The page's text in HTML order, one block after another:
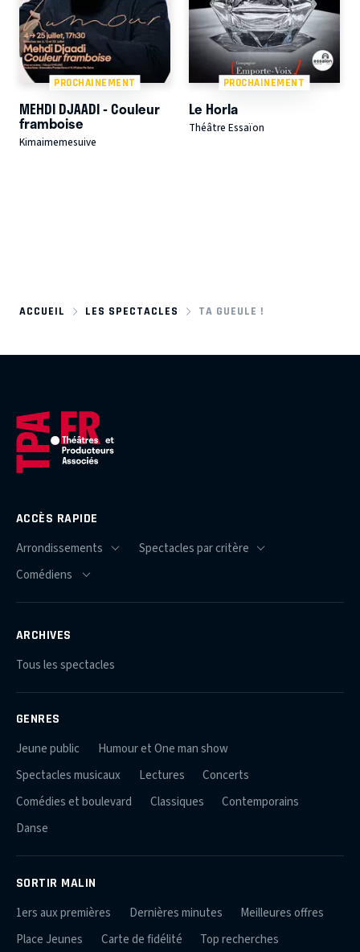
PROCHAINEMENT
MEHDI DJAADI - Couleur
framboise
Kimaimemesuive
PROCHAINEMENT
Le Horla
Théâtre Essaïon
ACCUEIL LES SPECTACLES TA GUEULE !
ACCÈS RAPIDE
ARCHIVES
Tous les spectacles
GENRES
Jeune public
Humour et One man show
Spectacles musicaux
Lectures
Concerts
Comédies et boulevard
Classiques
Contemporains
Danse
SORTIR MALIN
1ers aux premières Dernières minutes
Meilleures offres
Place Jeunes
Carte de fidélité Top recherches